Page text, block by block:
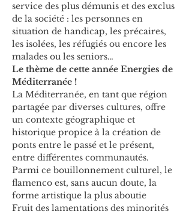
service des plus démunis et des exclus
de la société : les personnes en
situation de handicap, les précaires,
les isolées, les réfugiés ou encore les
malades ou les seniors…
Le thème de cette année Energies de
Méditerranée !
La Méditerranée, en tant que région
partagée par diverses cultures, offre
un contexte géographique et
historique propice à la création de
ponts entre le passé et le présent,
entre différentes communautés.
Parmi ce bouillonnement culturel, le
flamenco est, sans aucun doute, la
forme artistique la plus aboutie
Fruit des lamentations des minorités